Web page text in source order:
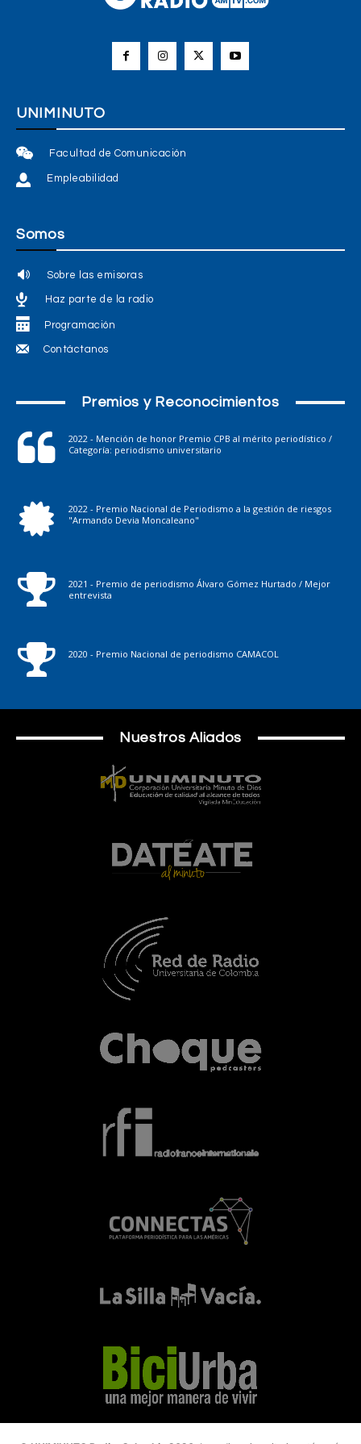
UNIMINUTO
Facultad de Comunicación
Empleabilidad
Somos
Sobre las emisoras
Haz parte de la radio
Programación
Contáctanos
Premios y Reconocimientos
2022 - Mención de honor Premio CPB al mérito periodístico /
Categoría: periodismo universitario
2022 - Premio Nacional de Periodismo a la gestión de riesgos
"Armando Devia Moncaleano"
2021 - Premio de periodismo Álvaro Gómez Hurtado / Mejor
entrevista
2020 - Premio Nacional de periodismo CAMACOL
Nuestros Aliados